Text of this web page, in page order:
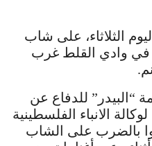
الثلاثاء، على شاب
في وادي القلط غرب
“البيدر” للدفاع عن
الانباء الفلسطينية
بالضرب على الشاب